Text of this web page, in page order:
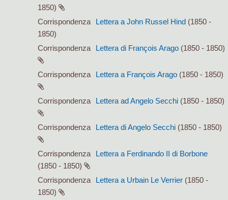
1850)
Corrispondenza
Lettera a John Russel Hind (1850 -
1850)
Corrispondenza
Lettera di François Arago (1850 - 1850)
Corrispondenza Lettera a François Arago (1850 - 1850)
Corrispondenza Lettera ad Angelo Secchi (1850 - 1850)
Corrispondenza Lettera di Angelo Secchi (1850 - 1850)
Corrispondenza
Lettera a Ferdinando II di Borbone
(1850 - 1850)
Corrispondenza
Lettera a Urbain Le Verrier (1850 -
1850)